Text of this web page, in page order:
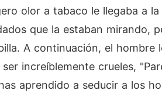
olor a tabaco le llegaba a
que la estaban mirando,
A continuación, el hombre
increíblemente crueles,
aprendido a seducir a los